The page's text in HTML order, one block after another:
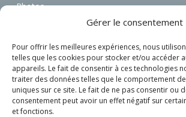
Gérer le consentement
Pour offrir les meilleures expériences, nous
telles que les cookies pour stocker et/ou accéder
appareils. Le fait de consentir à ces technologies
traiter des données telles que le comportement
uniques sur ce site. Le fait de ne pas consentir ou
consentement peut avoir un effet négatif sur
et fonctions.
Photos
Annonces
Associations
Actualités
Connexion